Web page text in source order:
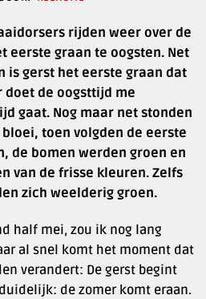
rijden weer over de
eerste graan te oogsten. Net
is gerst het eerste graan dat
doet de oogsttijd me
gaat. Nog maar net stonden
toen volgden de eerste
de bomen werden groen en
van de frisse kleuren. Zelfs
zich weelderig groen.
half mei, zou ik nog lang
al snel komt het moment dat
verandert: De gerst begint
de zomer komt eraan.